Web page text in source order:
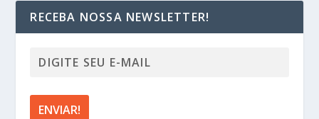
RECEBA NOSSA NEWSLETTER!